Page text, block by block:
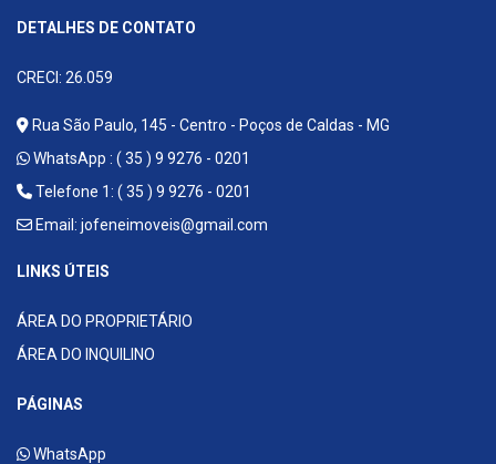
DETALHES DE CONTATO
CRECI: 26.059
Rua São Paulo, 145 - Centro - Poços de Caldas - MG
WhatsApp : ( 35 ) 9 9276 - 0201
Telefone 1: ( 35 ) 9 9276 - 0201
Email: jofeneimoveis@gmail.com
LINKS ÚTEIS
ÁREA DO PROPRIETÁRIO
ÁREA DO INQUILINO
PÁGINAS
WhatsApp